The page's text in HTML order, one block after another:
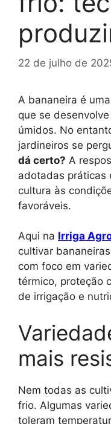
22 de julho de
A bananeira é
que se
úmidos. No
jardineiros se
dá certo? A
adotadas práticas
cultura às
favoráveis.
Aqui na Irriga
cultivar
com foco em
térmico, proteção
de irrigação e
mais
Nem todas as
frio. Algumas
toleram